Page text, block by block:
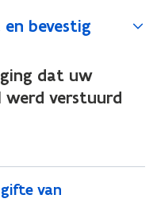
en bevestig
dat uw
werd verstuurd
van